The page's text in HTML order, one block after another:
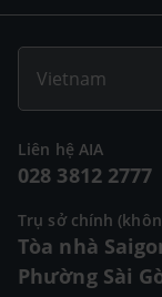
Vietnam
Liên hệ AIA
028 3812 2777
Trụ sở chính
Tòa nhà
Phường Sài